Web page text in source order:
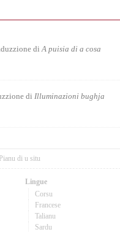
diA puisia di a cosa
di Illuminazioni bughja
Pianu di u situ
Lingue
Corsu
Francese
Talianu
Sardu